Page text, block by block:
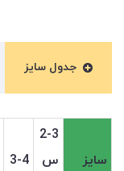
جدول سایز
سایز
2-3
س
3-4